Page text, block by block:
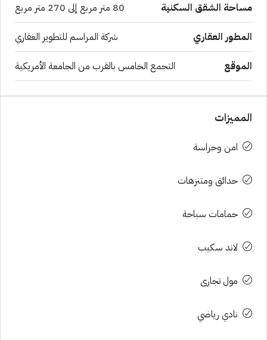
مساحة الشقق السكنية 80 متر مربع إلى 270 متر مربع
المطور العقاري شركة المراسم للتطوير العقاري
الموقع التجمع الخامس بالقرب من الجامعة الأمريكية
المميزات
امن وحراسة
حدائق ومتنزهات
حمامات سباحة
لاند سكيب
مول تجارى
نادي رياضي